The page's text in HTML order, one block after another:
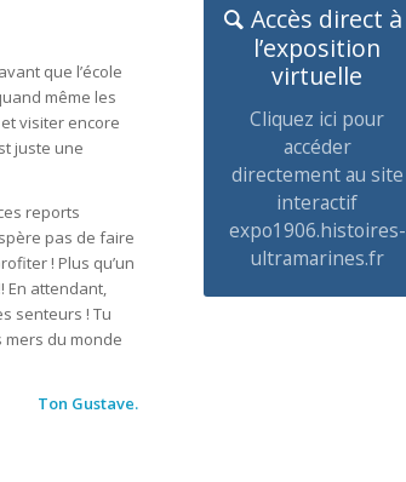
que l’école
même les
visiter encore
juste une
reports
pas de faire
! Plus qu’un
!! En attendant,
senteurs ! Tu
mers du monde
Ton Gustave.
Accès direct à
l’exposition
virtuelle
Cliquez ici pour
accéder
directement au site
interactif
expo1906.histoires-
ultramarines.fr